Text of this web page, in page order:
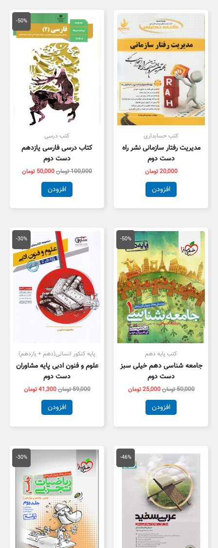
کتب حسابداری
مدیریت رفتار سازمانی نشر راه
دست دوم
20,000تومان
افزودن
-50%
کتب درسی
کتاب درسی فارسی یازدهم
دست دوم
100,000تومان
قیمت
اصلی
100,000 تومان
بود.
50,000 تومان
قیمت
فعلی
است.
افزودن
-50%
کتب پایه دهم
جامعه شناسی دهم خیلی سبز
دست دوم
50,000تومان
قیمت
اصلی
50,000 تومان
بود.
25,000تومان
قیمت
فعلی
است.
افزودن
-30%
پایه کنکور انسانی(دهم + یازدهم)
علوم و فنون ادبی پایه مشاوران
دست دوم
59,000تومان
قیمت
اصلی
59,000 تومان
بود.
41,300تومان
قیمت
فعلی
است.
افزودن
-46%
اصلی
175,000 تومان
بود.
قیمت
فعلی
95,000 تومان
-30%
قیمت
100,000 تومان
بود.
قیمت
فعلی